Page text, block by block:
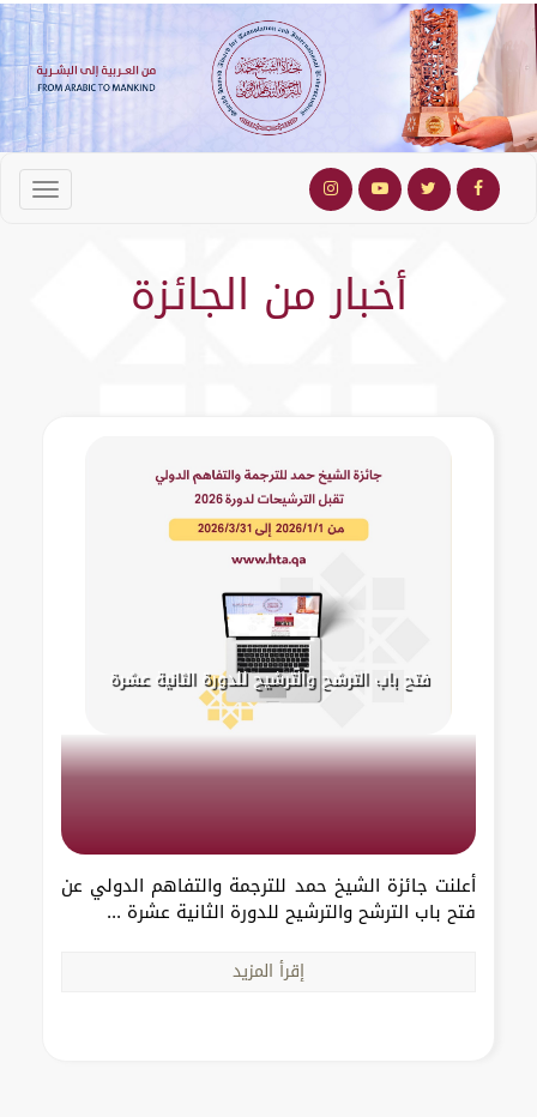
أخبار من الجائزة
فتح باب الترشح والترشيح للدورة الثانية عشرة
أعلنت جائزة الشيخ حمد للترجمة والتفاهم الدولي عن
فتح باب الترشح والترشيح للدورة الثانية عشرة ...
إقرأ المزيد